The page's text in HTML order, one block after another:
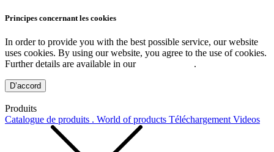
Principes concernant les cookies
In order to provide you with the best possible service, our website
uses cookies. By using our website, you agree to the use of cookies.
Further details are available in our
.
D’accord
Produits
Catalogue de produits . World of products Téléchargement Videos